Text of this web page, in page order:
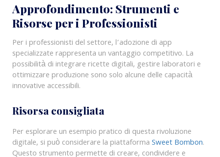
Approfondimento: Strumenti e
Risorse per i Professionisti
Per i professionisti del settore, l’adozione di app
specializzate rappresenta un vantaggio competitivo. La
possibilità di integrare ricette digitali, gestire laboratori e
ottimizzare produzione sono solo alcune delle capacità
innovative accessibili.
Risorsa consigliata
Per esplorare un esempio pratico di questa rivoluzione
digitale, si può considerare la piattaformaSweet Bombon.
Questo strumento permette di creare, condividere e